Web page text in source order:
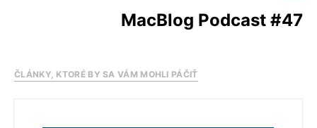
MacBlog Podcast #47
ČLÁNKY, KTORÉ BY SA VÁM MOHLI PÁČIŤ